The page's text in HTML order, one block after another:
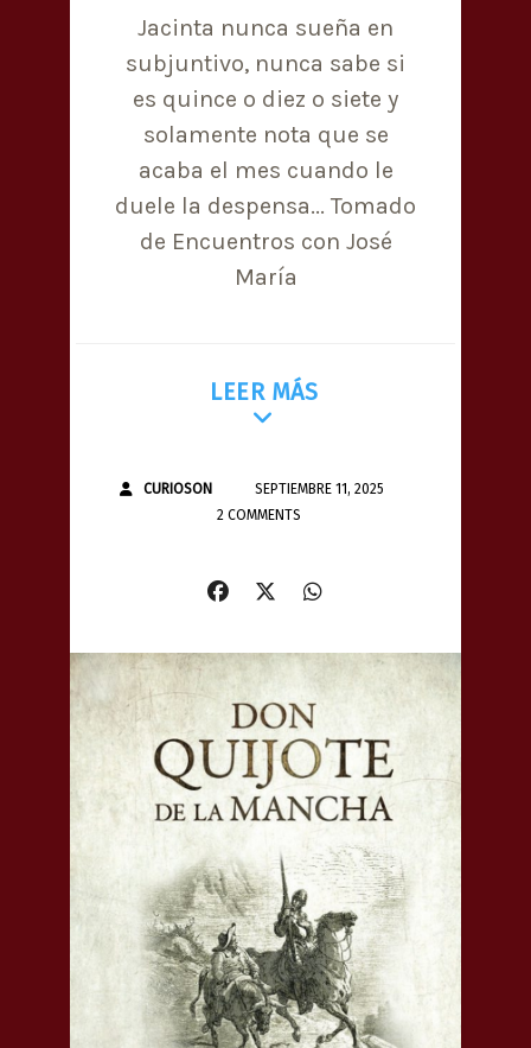
Jacinta nunca sueña en
subjuntivo, nunca sabe si
es quince o diez o siete y
solamente nota que se
acaba el mes cuando le
duele la despensa... Tomado
de Encuentros con José
María
LEER MÁS
CURIOSON
SEPTIEMBRE 11, 2025
2 COMMENTS